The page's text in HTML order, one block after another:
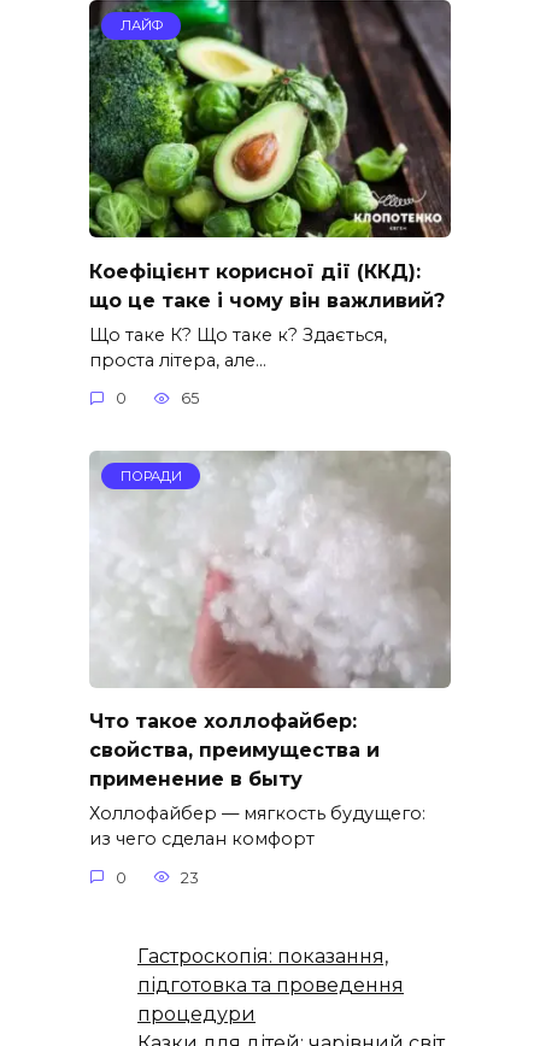
ЛАЙФ
Коефіцієнт корисної дії (ККД):
що це таке і чому він важливий?
Що таке К? Що таке к? Здається,
проста літера, але…
0 65
ПОРАДИ
Что такое холлофайбер:
свойства, преимущества и
применение в быту
Холлофайбер — мягкость будущего:
из чего сделан комфорт
0 23
Гастроскопія: показання,
підготовка та проведення
процедури